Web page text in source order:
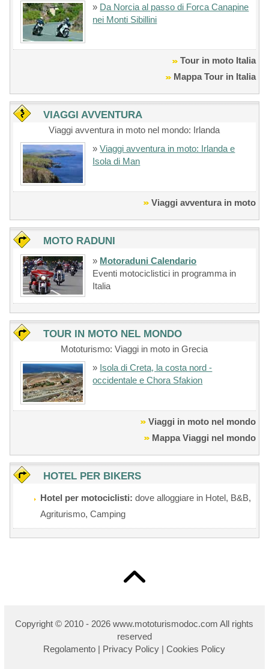
» Da Norcia al passo di Forca Canapine
nei Monti Sibillini
Tour in moto Italia
Mappa Tour in Italia
VIAGGI AVVENTURA
Viaggi avventura in moto nel mondo: Irlanda
»Viaggi avventura in moto: Irlanda e
Isola di Man
Viaggi avventura in moto
MOTO RADUNI
» Motoraduni Calendario
Eventi motociclistici in programma in
Italia
TOUR IN MOTO NEL MONDO
Mototurismo: Viaggi in moto in Grecia
» Isola di Creta, la costa nord -
occidentale e Chora Sfakion
Viaggi in moto nel mondo
Mappa Viaggi nel mondo
HOTEL PER BIKERS
Hotel per motociclisti: dove alloggiare in Hotel, B&B,
Agriturismo, Camping
Copyright © 2010 - 2026 www.mototurismodoc.com All rights
reserved
Regolamento | Privacy Policy |Cookies Policy